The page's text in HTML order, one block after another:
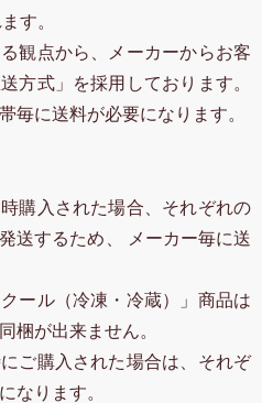
す。
観点から、メーカーからお客
方式」を採用しております。
毎に送料が必要になります。
購入された場合、それぞれの
送するため、 メーカー毎に送
ール（冷凍・冷蔵）」商品は
梱が出来ません。
ご購入された場合は、それぞ
なります。